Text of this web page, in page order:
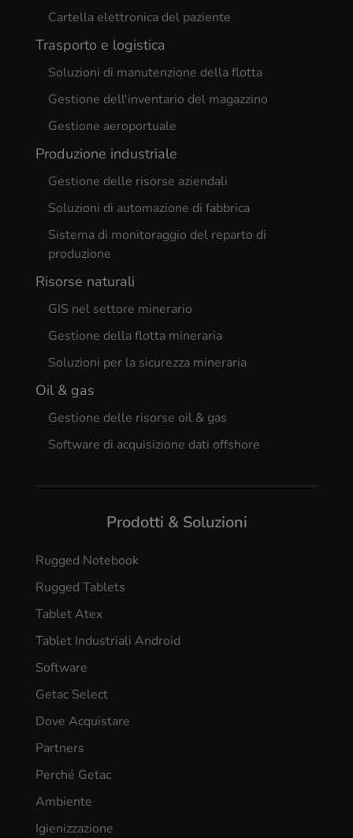
Cartella elettronica del paziente
Trasporto e logistica
Soluzioni di manutenzione della flotta
Gestione dell'inventario del magazzino
Gestione aeroportuale
Produzione industriale
Gestione delle risorse aziendali
Soluzioni di automazione di fabbrica
Sistema di monitoraggio del reparto di
produzione
Risorse naturali
GIS nel settore minerario
Gestione della flotta mineraria
Soluzioni per la sicurezza mineraria
Oil & gas
Gestione delle risorse oil & gas
Software di acquisizione dati offshore
Prodotti & Soluzioni
Rugged Notebook
Rugged Tablets
Tablet Atex
Tablet Industriali Android
Software
Getac Select
Dove Acquistare
Partners
Perché Getac
Ambiente
Igienizzazione